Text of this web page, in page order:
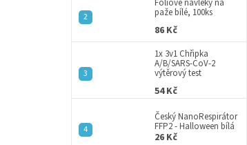
paže bílé, 100ks
86 Kč
1x 3v1 Chřipka
A/B/SARS-CoV-2
výtěrový test
54 Kč
Český NanoRespirátor
FFP2 - Halloween bílá
26 Kč